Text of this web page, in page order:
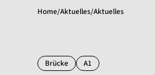
Home/Aktuelles/Aktuelles
Brücke A1